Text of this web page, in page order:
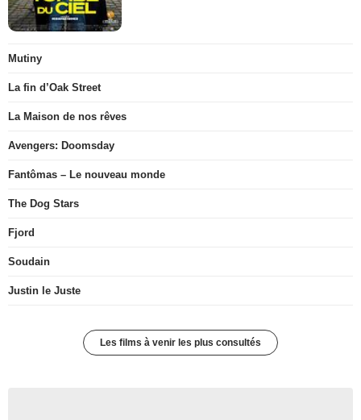
Mutiny
La fin d’Oak Street
La Maison de nos rêves
Avengers: Doomsday
Fantômas – Le nouveau monde
The Dog Stars
Fjord
Soudain
Justin le Juste
Les films à venir les plus consultés